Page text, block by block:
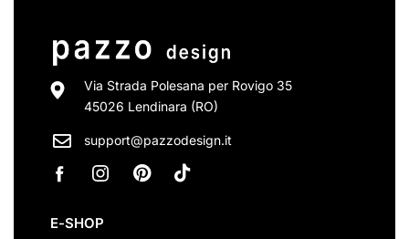
Via Strada Polesana per Rovigo 35
45026 Lendinara (RO)
support@pazzodesign.it
E-SHOP